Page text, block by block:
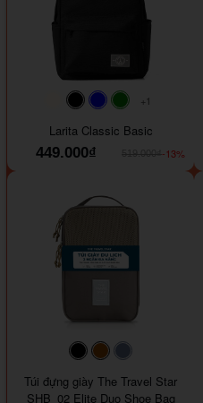
#faf0e6#000000#0000FF
+1
Larita Classic Basic
449.000₫
-13%
#000000#964B00
Túi đựng giày The Travel Star
SHB_02 Elite Duo Shoe Bag